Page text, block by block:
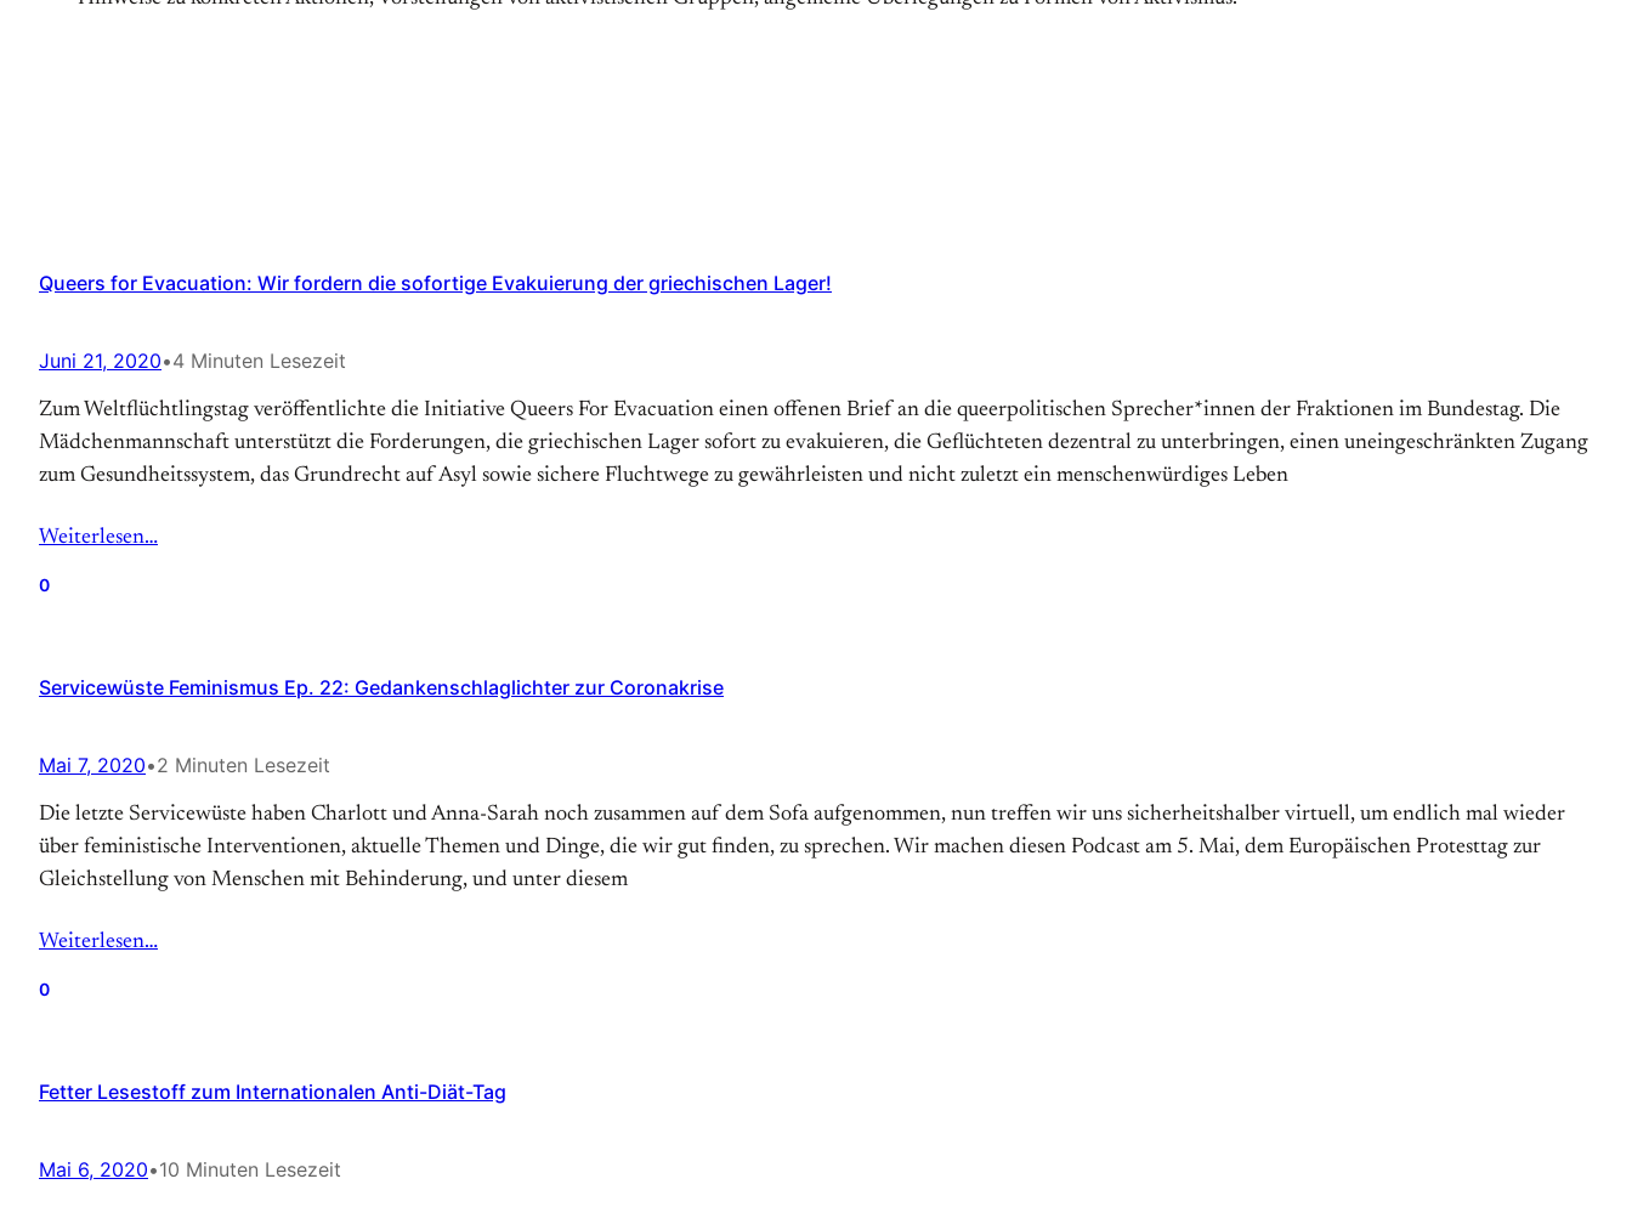
Queers for Evacuation: Wir fordern die sofortige Evakuierung der griechischen Lager!
Juni 21, 2020•4 Minuten Lesezeit
Zum Weltflüchtlingstag veröffentlichte die Initiative Queers For Evacuation einen offenen Brief an die queerpolitischen Sprecher*innen der Fraktionen im Bundestag. Die
Mädchenmannschaft unterstützt die Forderungen, die griechischen Lager sofort zu evakuieren, die Geflüchteten dezentral zu unterbringen, einen uneingeschränkten Zugang
zum Gesundheitssystem, das Grundrecht auf Asyl sowie sichere Fluchtwege zu gewährleisten und nicht zuletzt ein menschenwürdiges Leben
Weiterlesen…
0
Servicewüste Feminismus Ep. 22: Gedankenschlaglichter zur Coronakrise
Mai 7, 2020•2 Minuten Lesezeit
Die letzte Servicewüste haben Charlott und Anna-Sarah noch zusammen auf dem Sofa aufgenommen, nun treffen wir uns sicherheitshalber virtuell, um endlich mal wieder
über feministische Interventionen, aktuelle Themen und Dinge, die wir gut finden, zu sprechen. Wir machen diesen Podcast am 5. Mai, dem Europäischen Protesttag zur
Gleichstellung von Menschen mit Behinderung, und unter diesem
Weiterlesen…
0
Fetter Lesestoff zum Internationalen Anti-Diät-Tag
Mai 6, 2020•10 Minuten Lesezeit